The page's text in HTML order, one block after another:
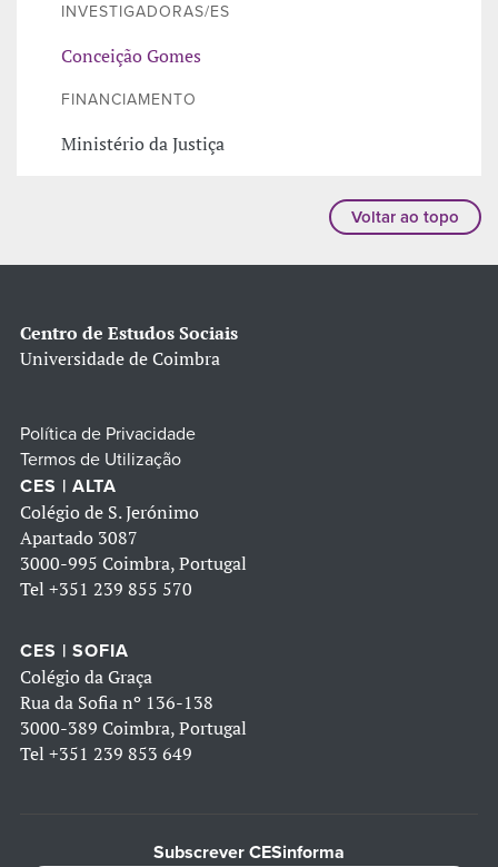
INVESTIGADORAS/ES
Conceição Gomes
FINANCIAMENTO
Ministério da Justiça
Voltar ao topo
Centro de Estudos Sociais
Universidade de Coimbra
Política de Privacidade
Termos de Utilização
CES | ALTA
Colégio de S. Jerónimo
Apartado 3087
3000-995 Coimbra, Portugal
Tel +351 239 855 570
CES | SOFIA
Colégio da Graça
Rua da Sofia nº 136-138
3000-389 Coimbra, Portugal
Tel +351 239 853 649
Subscrever CESinforma